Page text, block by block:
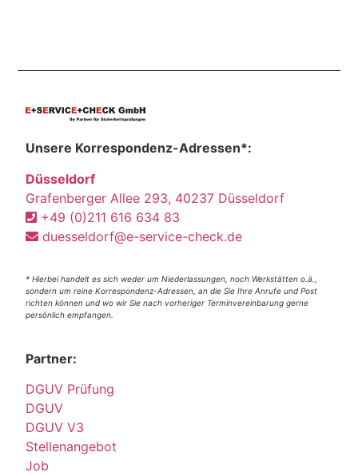
Unsere Korrespondenz-Adressen*:
Düsseldorf
Grafenberger Allee 293, 40237 Düsseldorf
+49 (0)211 616 634 83
duesseldorf@e-service-check.de
* Hierbei handelt es sich weder um Niederlassungen, noch Werkstätten o.ä.,
sondern um reine Korrespondenz-Adressen, an die Sie Ihre Anrufe und Post
richten können und wo wir Sie nach vorheriger Terminvereinbarung gerne
persönlich empfangen.
Partner:
DGUV Prüfung
DGUV
DGUV V3
Stellenangebot
Job